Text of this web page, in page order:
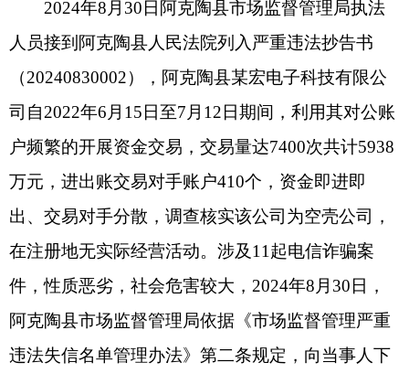
向社会公示，并实施相应管理措施。
分享:
打印本页 关闭窗口
各县（市）网站 媒体
地州市政府 区政府部门
省区市政府 国家部委局
主办：克孜勒苏柯尔克孜自治州人民政府办公室